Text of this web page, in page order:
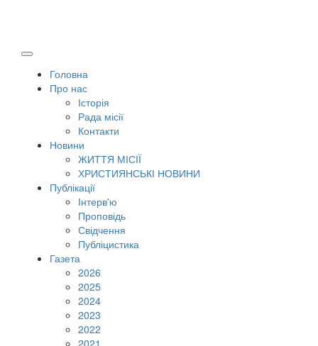
Головна
Про нас
Історія
Рада місії
Контакти
Новини
ЖИТТЯ МІСІЇ
ХРИСТИЯНСЬКІ НОВИНИ
Публікації
Інтерв'ю
Проповідь
Свідчення
Публіцистика
Газета
2026
2025
2024
2023
2022